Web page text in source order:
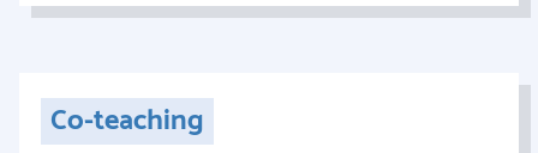
Co-teaching